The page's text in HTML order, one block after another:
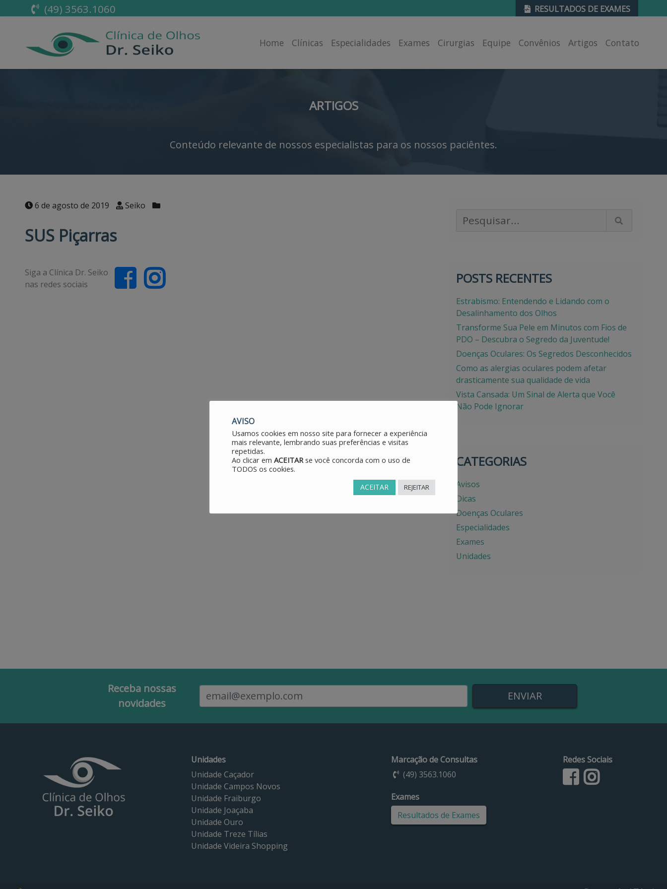
(49) 3563.1060 RESULTADOS DE EXAMES
Home Clínicas Especialidades Exames Cirurgias Equipe Convênios Artigos Contato
ARTIGOS
Conteúdo relevante de nossos especialistas para os nossos paciêntes.
6 de agosto de 2019 Seiko
SUS Piçarras
Siga a Clínica Dr. Seiko
nas redes sociais
Pesquisar Artigos
POSTS RECENTES
Estrabismo: Entendendo e Lidando com o
Desalinhamento dos Olhos
Transforme Sua Pele em Minutos com Fios de
PDO – Descubra o Segredo da Juventude!
Doenças Oculares: Os Segredos Desconhecidos
Como as alergias oculares podem afetar
drasticamente sua qualidade de vida
Vista Cansada: Um Sinal de Alerta que Você
Não Pode Ignorar
CATEGORIAS
Avisos
Dicas
Doenças Oculares
Especialidades
Exames
Unidades
Receba nossas
novidades
Email
Unidades
Unidade Caçador
Unidade Campos Novos
Unidade Fraiburgo
Unidade Joaçaba
Unidade Ouro
Unidade Treze Tílias
Unidade Videira Shopping
Marcação de Consultas
(49) 3563.1060
Exames
Resultados de Exames
Redes Sociais
AVISO
Usamos cookies em nosso site para fornecer a experiência
mais relevante, lembrando suas preferências e visitas
repetidas.
Ao clicar em ACEITARse você concorda com o uso de
TODOS os cookies.
ACEITAR REJEITAR